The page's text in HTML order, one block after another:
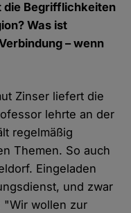
die Begrifflichkeiten
Was ist
– wenn
Zinser liefert die
lehrte an der
regelmäßig
Themen. So auch
Eingeladen
und zwar
"Wir wollen zur